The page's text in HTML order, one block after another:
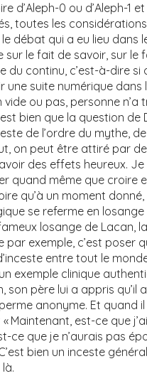
d’Aleph-0 ou d’Aleph-1
toutes les considérations
débat qui a eu lieu dans
sur le fait de savoir, sur le
du continu, c’est-à-dire si
une suite numérique dans
vide ou pas, personne n’a
bien que la question de
de l’ordre du mythe,
on peut être attiré par
des effets heureux. Je
quand même que croire
qu’à un moment donné,
se referme en
losange de Lacan,
exemple, c’est poser
entre tout le
exemple clinique
son père lui a appris qu’il
anonyme. Et quand
« Maintenant, est-ce que
ce que je n’aurais pas
bien un inceste